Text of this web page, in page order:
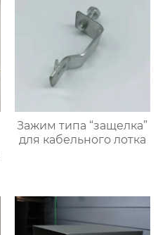
Зажим типа “защелка”
для кабельного лотка